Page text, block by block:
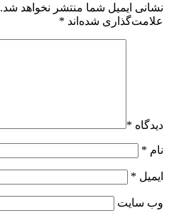
نشانی ایمیل شما منتشر نخواهد شد.
علامت‌گذاری شده‌اند *
دیدگاه *
نام *
ایمیل *
وب‌ سایت